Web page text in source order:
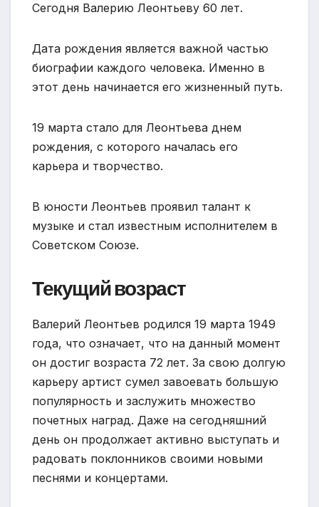
Сегодня Валерию Леонтьеву 60 лет.
Дата рождения является важной частью
биографии каждого человека. Именно в
этот день начинается его жизненный путь.
19 марта стало для Леонтьева днем
рождения, с которого началась его
карьера и творчество.
В юности Леонтьев проявил талант к
музыке и стал известным исполнителем в
Советском Союзе.
Текущий возраст
Валерий Леонтьев родился 19 марта 1949
года, что означает, что на данный момент
он достиг возраста 72 лет. За свою долгую
карьеру артист сумел завоевать большую
популярность и заслужить множество
почетных наград. Даже на сегодняшний
день он продолжает активно выступать и
радовать поклонников своими новыми
песнями и концертами.